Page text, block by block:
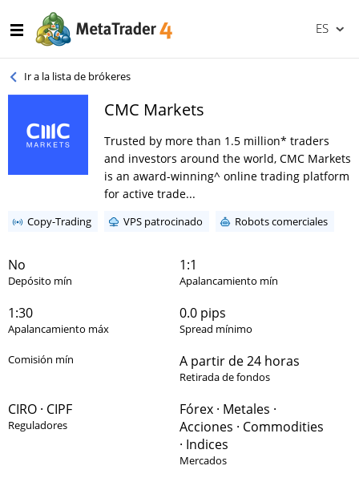
ES
Ir a la lista de brókeres
CMC Markets
Trusted by more than 1.5 million* traders
and investors around the world, CMC Markets
is an award-winning^ online trading platform
for active trade...
Copy-Trading VPS patrocinado Robots comerciales
No
Depósito mín
1:1
Apalancamiento mín
1:30
Apalancamiento máx
0.0 pips
Spread mínimo
Comisión mín A partir de 24 horas
Retirada de fondos
CIRO · CIPF
Reguladores
Fórex · Metales ·
Acciones · Commodities
· Indices
Mercados